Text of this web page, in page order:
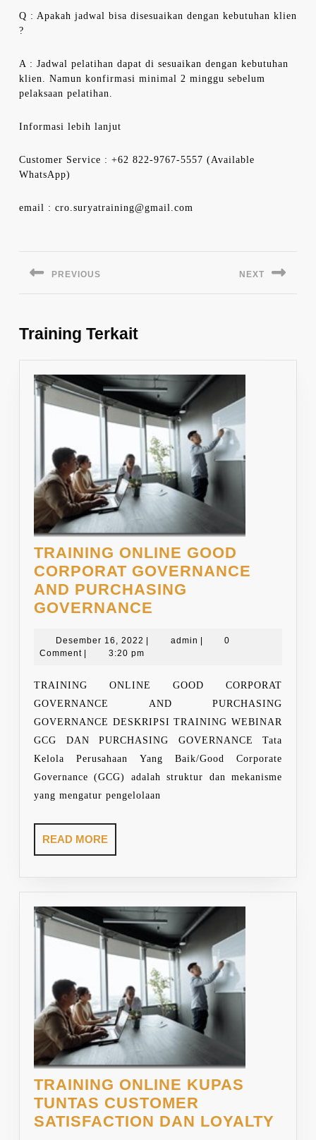
Q : Apakah jadwal bisa disesuaikan dengan kebutuhan klien
?
A : Jadwal pelatihan dapat di sesuaikan dengan kebutuhan
klien. Namun konfirmasi minimal 2 minggu sebelum
pelaksaan pelatihan.
Informasi lebih lanjut
Customer Service : +62 822-9767-5557 (Available
WhatsApp)
email : cro.suryatraining@gmail.com
PREVIOUS NEXT
Training Terkait
TRAINING ONLINE GOOD
CORPORAT GOVERNANCE
AND PURCHASING
GOVERNANCE
GOOD
GOVERNANCE
AND
PURCHASING
GOVERNANCE
Desember 16, 2022 Desember
16,
admin admin0
Comment
3:20 pm
TRAINING ONLINE GOOD CORPORAT
GOVERNANCE AND PURCHASING
GOVERNANCE DESKRIPSI TRAINING WEBINAR
GCG DAN PURCHASING GOVERNANCE Tata
Kelola Perusahaan Yang Baik/Good Corporate
Governance (GCG) adalah struktur dan mekanisme
yang mengatur pengelolaan
READ MOREREAD
MORE
TRAINING ONLINE KUPAS
TUNTAS CUSTOMER
SATISFACTION DAN LOYALTY